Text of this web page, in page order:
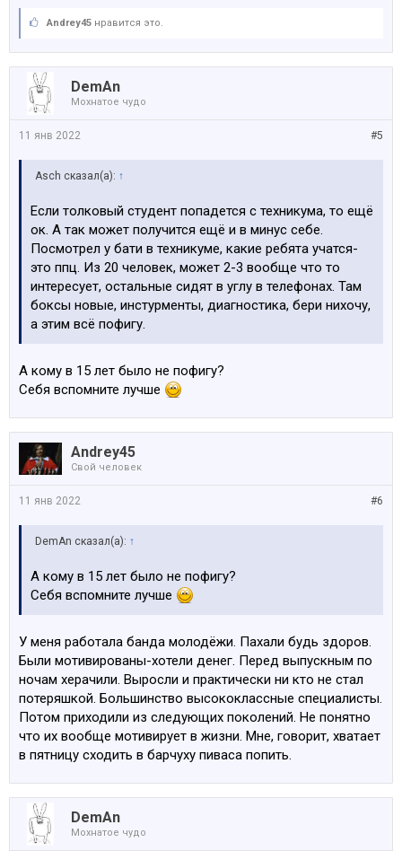
Andrey45 нравится это.
DemAn
Мохнатое чудо
#5
11 янв 2022
Asch сказал(а): ↑
Если толковый студент попадется с техникума, то ещё
ок. А так может получится ещё и в минус себе.
Посмотрел у бати в техникуме, какие ребята учатся-
это ппц. Из 20 человек, может 2-3 вообще что то
интересует, остальные сидят в углу в телефонах. Там
боксы новые, инстурменты, диагностика, бери нихочу,
а этим всё пофигу.
А кому в 15 лет было не пофигу?
Себя вспомните лучше
Andrey45
Свой человек
#6
11 янв 2022
DemAn сказал(а): ↑
А кому в 15 лет было не пофигу?
Себя вспомните лучше
У меня работала банда молодёжи. Пахали будь здоров.
Были мотивированы-хотели денег. Перед выпускным по
ночам херачили. Выросли и практически ни кто не стал
потеряшкой. Большинство высококлассные специалисты.
Потом приходили из следующих поколений. Не понятно
что их вообще мотивирует в жизни. Мне, говорит, хватает
в пятницу сходить в барчуху пиваса попить.
DemAn
Мохнатое чудо